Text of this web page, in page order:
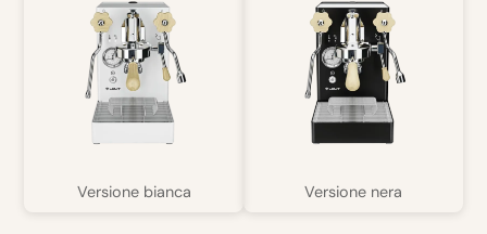
Versione bianca Versione nera